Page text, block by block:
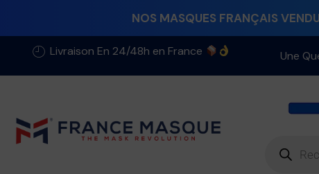
NOS MASQUES FRANÇAIS
Livraison En 24/48h en France Une